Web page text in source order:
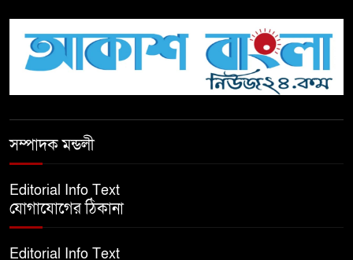
টিকটকে অশালীন কনটেন্ট ও অনলাইন
হয়রানির অভিযোগে ব্রাহ্মণবাড়িয়ায়
সম্পাদক মন্ডলী
Editorial Info Text
যোগাযোগের ঠিকানা
Editorial Info Text